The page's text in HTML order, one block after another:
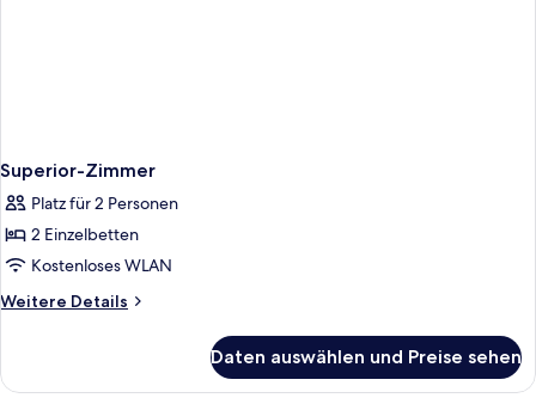
Superior-Zimmer
Platz für 2 Personen
2 Einzelbetten
Kostenloses WLAN
Weitere Details
Weitere
Zimmer
Daten auswählen und Preise sehen